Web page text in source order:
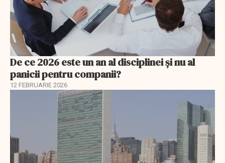
De ce 2026 este un an al disciplinei și nu al
panicii pentru companii?
12 FEBRUARIE 2026